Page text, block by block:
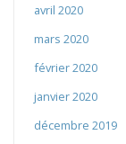
avril 2020
mars 2020
février 2020
janvier 2020
décembre 2019